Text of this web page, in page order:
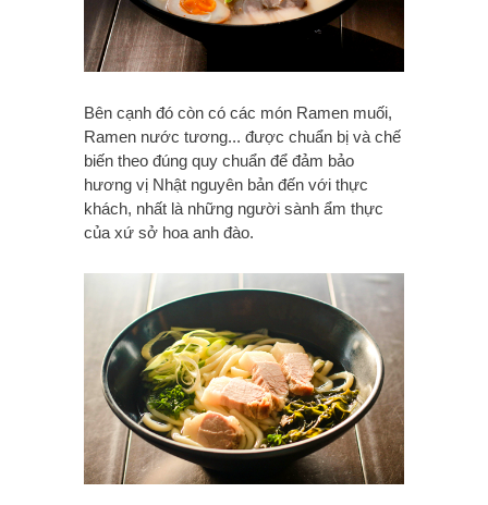
Bên cạnh đó còn có các món Ramen muối,
Ramen nước tương... được chuẩn bị và chế
biến theo đúng quy chuẩn để đảm bảo
hương vị Nhật nguyên bản đến với thực
khách, nhất là những người sành ẩm thực
của xứ sở hoa anh đào.